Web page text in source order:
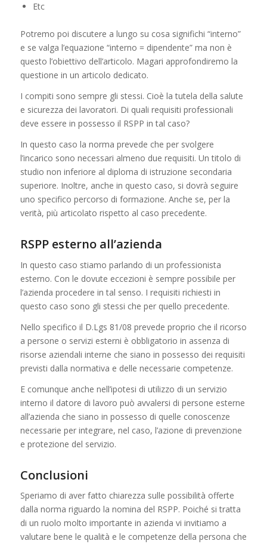
Etc
Potremo poi discutere a lungo su cosa significhi “interno”
e se valga l’equazione “interno = dipendente” ma non è
questo l’obiettivo dell’articolo. Magari approfondiremo la
questione in un articolo dedicato.
I compiti sono sempre gli stessi. Cioè la tutela della salute
e sicurezza dei lavoratori. Di quali requisiti professionali
deve essere in possesso il RSPP in tal caso?
In questo caso la norma prevede che per svolgere
l’incarico sono necessari almeno due requisiti. Un titolo di
studio non inferiore al diploma di istruzione secondaria
superiore. Inoltre, anche in questo caso, si dovrà seguire
uno specifico percorso di formazione. Anche se, per la
verità, più articolato rispetto al caso precedente.
RSPP esterno all’azienda
In questo caso stiamo parlando di un professionista
esterno. Con le dovute eccezioni è sempre possibile per
l’azienda procedere in tal senso. I requisiti richiesti in
questo caso sono gli stessi che per quello precedente.
Nello specifico il D.Lgs 81/08 prevede proprio che il ricorso
a persone o servizi esterni è obbligatorio in assenza di
risorse aziendali interne che siano in possesso dei requisiti
previsti dalla normativa e delle necessarie competenze.
E comunque anche nell’ipotesi di utilizzo di un servizio
interno il datore di lavoro può avvalersi di persone esterne
all’azienda che siano in possesso di quelle conoscenze
necessarie per integrare, nel caso, l’azione di prevenzione
e protezione del servizio.
Conclusioni
Speriamo di aver fatto chiarezza sulle possibilità offerte
dalla norma riguardo la nomina del RSPP. Poiché si tratta
di un ruolo molto importante in azienda vi invitiamo a
valutare bene le qualità e le competenze della persona che